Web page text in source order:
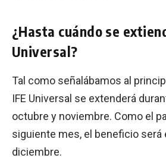
¿Hasta cuándo se
Universal?
Tal como señalábamos al
IFE Universal se extenderá
octubre y noviembre. Como el
siguiente mes, el beneficio será
diciembre.